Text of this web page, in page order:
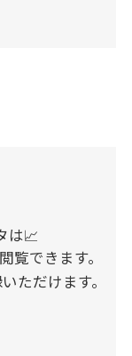
は📈
覧できます。
ただけます。